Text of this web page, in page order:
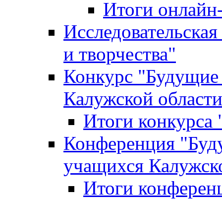
Итоги
и творчества"
Конкурс
Калужской области
Итоги
Конференция
учащихся
Итоги